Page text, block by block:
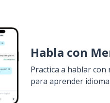
Habla con
Practica a hablar con
para aprender